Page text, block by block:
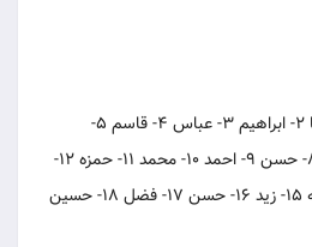
1- حضرت على بن موسى الرضا 2- ابراهيم 3- عباس 4- قاسم 5-
اسماعيل 6- جعفر 7- هارون 8- حسن 9- احمد 10- محمد 11- حمزه 12-
عبدالله 13- اسحق 14- عبيدالله 15- زيد 16- حسن 17- فضل 18- حسين